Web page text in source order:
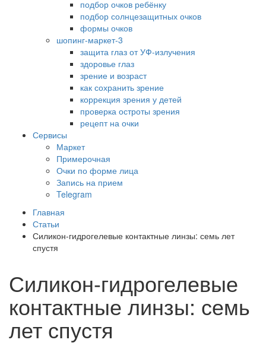
подбор очков ребёнку
подбор солнцезащитных очков
формы очков
шопинг-маркет-3
защита глаз от УФ-излучения
здоровье глаз
зрение и возраст
как сохранить зрение
коррекция зрения у детей
проверка остроты зрения
рецепт на очки
Сервисы
Маркет
Примерочная
Очки по форме лица
Запись на прием
Telegram
Главная
Статьи
Силикон-гидрогелевые контактные линзы: семь лет
спустя
Силикон-гидрогелевые
контактные линзы: семь
лет спустя